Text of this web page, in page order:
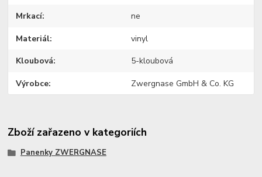
Mrkací ne
Materiál vinyl
Kloubová 5-kloubová
Výrobce Zwergnase GmbH & Co. KG
Zboží zařazeno v kategoriích
Panenky ZWERGNASE